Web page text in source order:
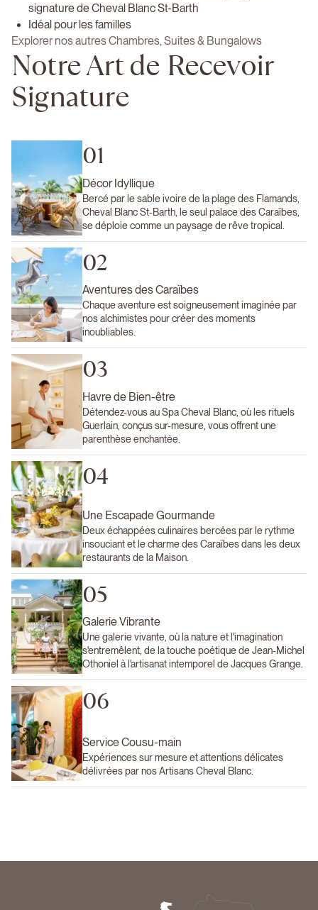
signature de Cheval Blanc St-Barth
Idéal pour les familles
Explorer nos autres Chambres, Suites & Bungalows
Notre Art de Recevoir
Signature
01
Décor Idyllique
Bercé par le sable ivoire de la plage des Flamands,
Cheval Blanc St-Barth, le seul palace des Caraïbes,
se déploie comme un paysage de rêve tropical.
02
Aventures des Caraïbes
Chaque aventure est soigneusement imaginée par
nos alchimistes pour créer des moments
inoubliables.
03
Havre de Bien-être
Détendez-vous au Spa Cheval Blanc, où les rituels
Guerlain, conçus sur-mesure, vous offrent une
parenthèse enchantée.
04
Une Escapade Gourmande
Deux échappées culinaires bercées par le rythme
insouciant et le charme des Caraïbes dans les deux
restaurants de la Maison.
05
Galerie Vibrante
Une galerie vivante, où la nature et l'imagination
s'entremêlent, de la touche poétique de Jean-Michel
Othoniel à l'artisanat intemporel de Jacques Grange.
06
Service Cousu-main
Expériences sur mesure et attentions délicates
délivrées par nos Artisans Cheval Blanc.